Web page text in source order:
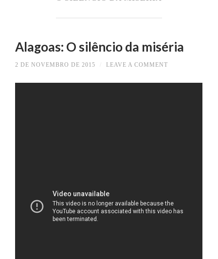
Alagoas: O silêncio da miséria
2 DE NOVEMBRO DE 2015 LEAVE A COMMENT